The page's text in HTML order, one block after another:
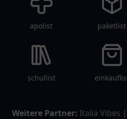
apolist paketlist
schullist
Weitere Partner: Italia Vibes |